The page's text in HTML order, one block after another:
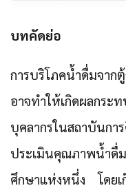
บทคัดย่อ
การบริโภคน้ำดื่มจา
อาจทำให้เกิดผลกระ
บุคลากรในสถาบันกา
ประเมินคุณภาพน้ำดื่
ศึกษาแห่งหนึ่ง โดยเ